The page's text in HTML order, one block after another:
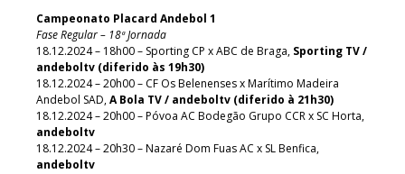
Campeonato Placard Andebol 1
Fase Regular – 18ª Jornada
18.12.2024 – 18h00 – Sporting CP x ABC de Braga, Sporting TV /
andeboltv (diferido às 19h30)
18.12.2024 – 20h00 – CF Os Belenenses x Marítimo Madeira
Andebol SAD,A Bola TV / andeboltv (diferido à 21h30)
18.12.2024 – 20h00 – Póvoa AC Bodegão Grupo CCR x SC Horta,
andeboltv
18.12.2024 – 20h30 – Nazaré Dom Fuas AC x SL Benfica,
andeboltv